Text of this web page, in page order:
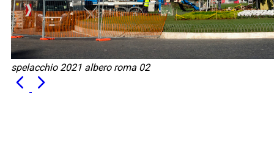
spelacchio 2021 albero roma 02